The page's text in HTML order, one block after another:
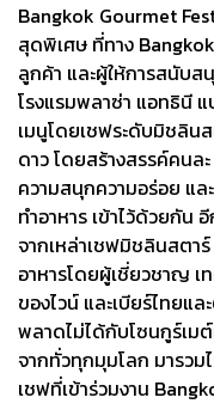
Bangkok Gourmet
สุดพิเศษ ที่ทาง
ลูกค้า และผู้ให้การสนับส
โรงแรมพลาซ่า แอทธินี
เมนูโดยเชฟระดับมิชลิน
ดาว โดยสร้างสรรค์คนล
ความสนุกความอร่อย แล
ทำอาหาร เข้าไว้ด้วยกัน
จากเหล่าเชฟมิชลินสตา
อาหารโดยผู้เชี่ยวชาญ เ
ของไวน์ และเบียร์ไทยแ
พลาดไม่ได้กับโซนกูร์เ
จากทั่วทุกมุมโลก มารวม
เชฟที่เข้าร่วมงาน